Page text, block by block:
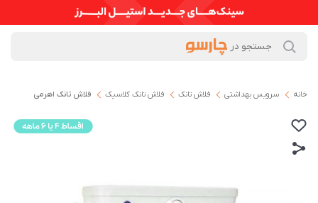
خانه سرویس بهداشتی فلاش تانک فلاش تانک کلاسیک فلاش تانک اهرمی